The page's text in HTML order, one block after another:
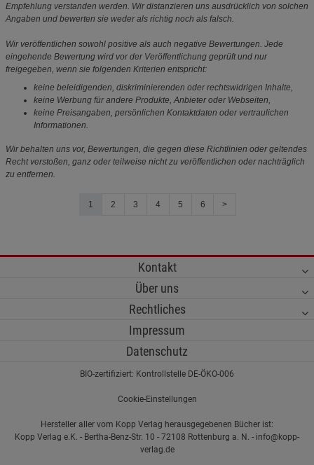
Empfehlung verstanden werden. Wir distanzieren uns ausdrücklich von solchen
Angaben und bewerten sie weder als richtig noch als falsch.
Wir veröffentlichen sowohl positive als auch negative Bewertungen. Jede
eingehende Bewertung wird vor der Veröffentlichung geprüft und nur
freigegeben, wenn sie folgenden Kriterien entspricht:
keine beleidigenden, diskriminierenden oder rechtswidrigen Inhalte,
keine Werbung für andere Produkte, Anbieter oder Webseiten,
keine Preisangaben, persönlichen Kontaktdaten oder vertraulichen
Informationen.
Wir behalten uns vor, Bewertungen, die gegen diese Richtlinien oder geltendes
Recht verstoßen, ganz oder teilweise nicht zu veröffentlichen oder nachträglich
zu entfernen.
1 2 3 4 5 6 >
Kontakt
Über uns
Rechtliches
Impressum
Datenschutz
BIO-zertifiziert: Kontrollstelle DE-ÖKO-006
Cookie-Einstellungen
Hersteller aller vom Kopp Verlag herausgegebenen Bücher ist:
Kopp Verlag e.K. - Bertha-Benz-Str. 10 - 72108 Rottenburg a. N. - info@kopp-
verlag.de